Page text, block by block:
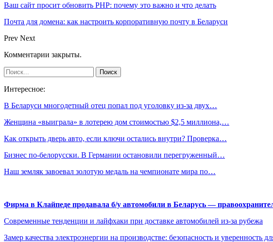
Ваш сайт просит обновить PHP: почему это важно и что делать
Почта для домена: как настроить корпоративную почту в Беларуси
Prev Next
Комментарии закрыты.
Интересное:
В Беларуси многодетный отец попал под уголовку из-за двух…
Женщина «выиграла» в лотерею дом стоимостью $2,5 миллиона,…
Как открыть дверь авто, если ключи остались внутри? Проверка…
Бизнес по-белорусски. В Германии остановили перегруженный…
Наш земляк завоевал золотую медаль на чемпионате мира по…
Фирма в Клайпеде продавала б/у автомобили в Беларусь —
Современные тенденции и лайфхаки при доставке автомобилей из-за рубежа
Замер качества электроэнергии на производстве: безопасность и уверенность